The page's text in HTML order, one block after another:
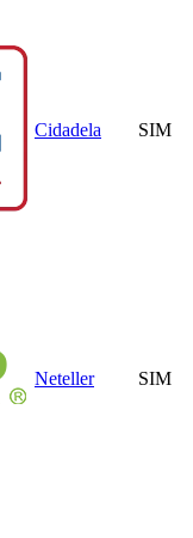
Cidadela SIM
Neteller SIM